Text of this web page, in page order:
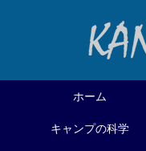
ホーム
キャンプの科学